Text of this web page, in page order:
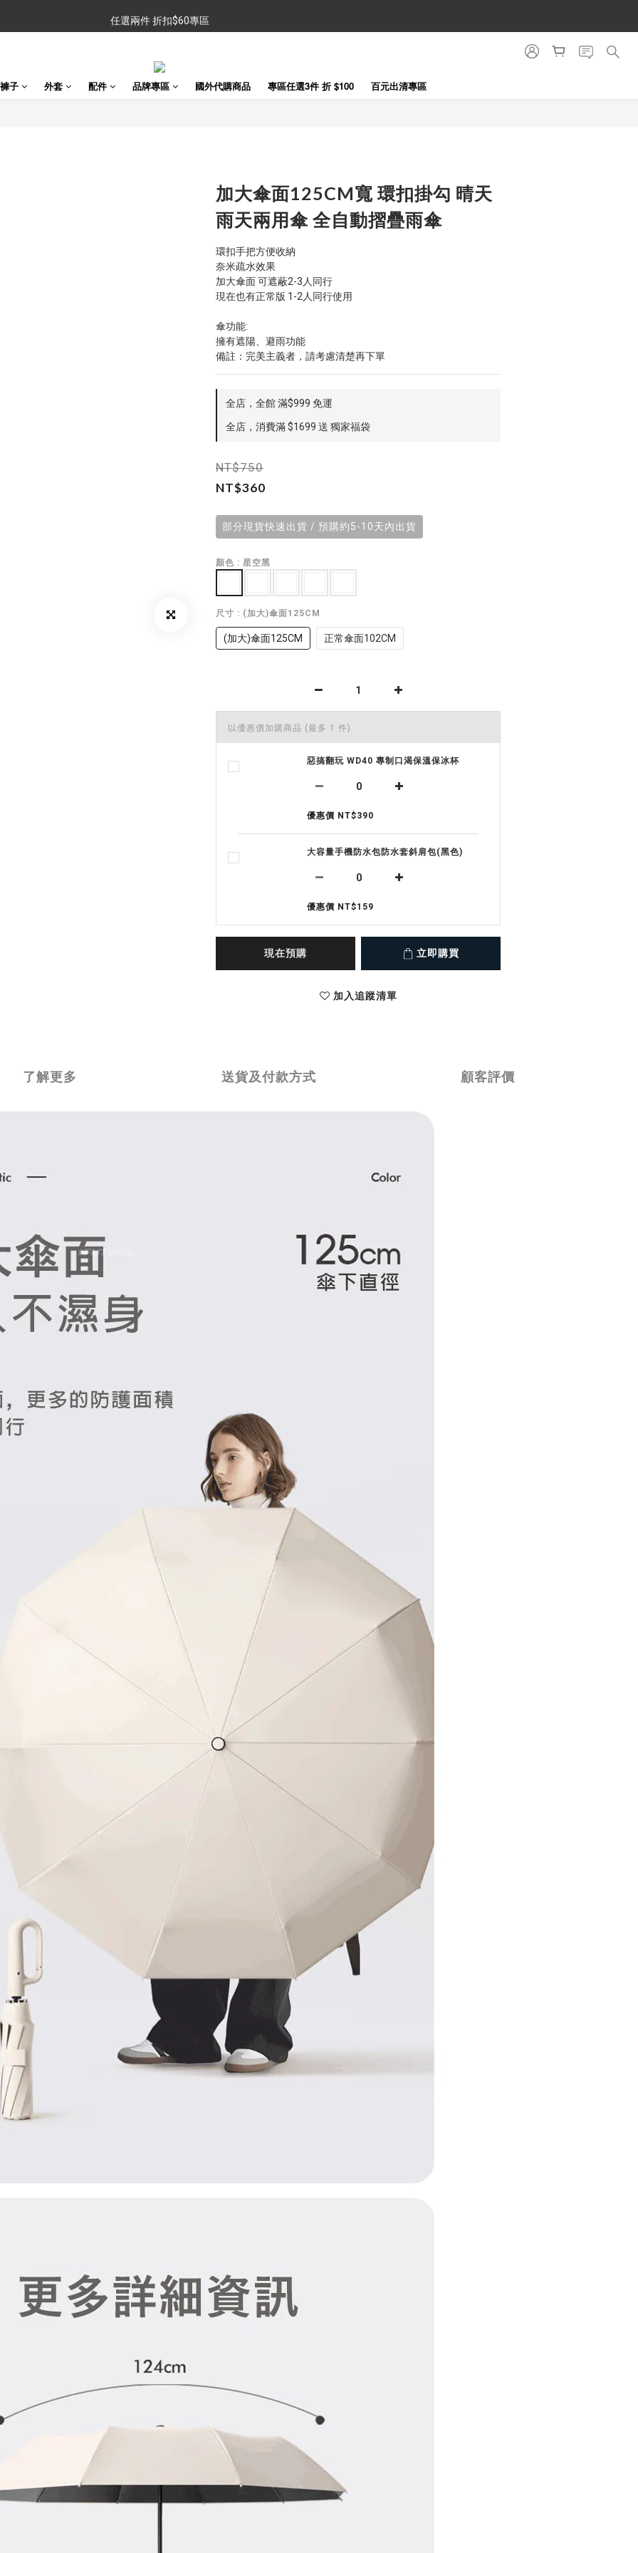
任選兩件 折扣$60專區
任選兩件 折扣$60專區
任選兩件 折扣$60專區
褲子 外套 配件 品牌專區 國外代購商品 專區任選3件 折 $100 百元出清專區
加大傘面125CM寬 環扣掛勾 晴天
雨天兩用傘 全自動摺疊雨傘
環扣手把方便收納
奈米疏水效果
加大傘面 可遮蔽2-3人同行
現在也有正常版 1-2人同行使用
傘功能:
擁有遮陽、避雨功能
備註：完美主義者，請考慮清楚再下單
全店，全館 滿$999 免運
全店，消費滿 $1699 送 獨家福袋
NT$750
NT$360
部分現貨快速出貨 / 預購約5-10天內出貨
顏色 : 星空黑
尺寸 : (加大)傘面125CM
(加大)傘面125CM 正常傘面102CM
以優惠價加購商品 (最多 1 件)
惡搞翻玩 WD40 專制口渴保溫保冰杯
優惠價 NT$390
大容量手機防水包防水套斜肩包(黑色)
優惠價 NT$159
現在預購 立即購買
加入追蹤清單
了解更多 送貨及付款方式 顧客評價
立即購買